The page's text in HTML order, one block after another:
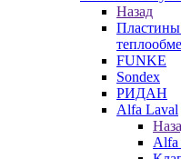
Назад
Пластины
FUNKE
Sondex
РИДАН
Alfa Laval
Alfa